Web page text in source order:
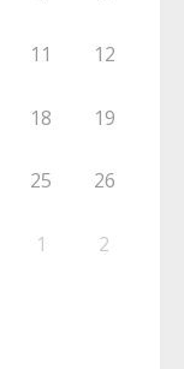
11 12
18 19
25 26
1 2